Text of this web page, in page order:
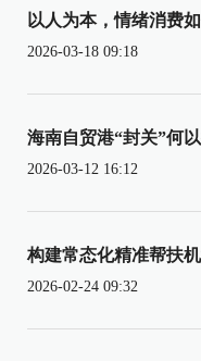
以人为本，情绪消费
2026-03-18 09:18
海南自贸港“封关”何
2026-03-12 16:12
构建常态化精准帮扶
2026-02-24 09:32